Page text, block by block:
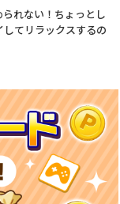
れない！ちょっとし
てリラックスするの